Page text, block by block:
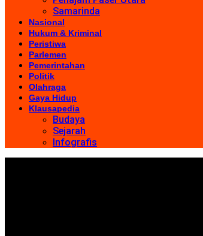
Samarinda
Nasional
Hukum & Kriminal
Peristiwa
Parlemen
Pemerintahan
Politik
Olahraga
Gaya Hidup
Klausapedia
Budaya
Sejarah
Infografis